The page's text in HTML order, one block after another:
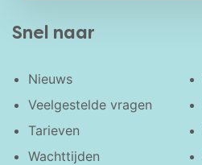
Snel naar
Nieuws
Veelgestelde vragen
Tarieven
Wachttijden